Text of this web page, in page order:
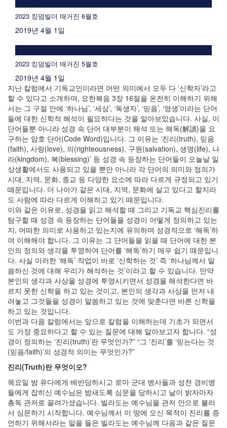
2023 킹덤빌더 매거진 6월호
2019년 4월 1일
2023 킹덤빌더 매거진 5월호
2019년 4월 1일
지난 칼럼에서 기독교인이라면 어떤 의미에서 모두 다 ‘신학자’라고
할 수 있다고 소개하며, 요한복음 3장 16절을 온전히 이해하기 위해
서는 그 구절 안에 ‘하나님’, ‘세상’, ‘독생자’, ‘믿음’, ‘영생’이라는 단어
들에 대한 신학적 해석이 필요하다는 것을 알아보았습니다. 사실, 이
단어들뿐 아니라 성경 속 단어 대부분이 해석 또는 해독(解讀)을 요
구하는 암호 단어(Code Word)입니다. 그 이유는 ‘진리(truth), 믿음
(faith), 사랑(love), 의(righteousness), 구원(salvation), 생명(life), 나
라(kingdom), 복(blessing)’ 등 성경 속 등장하는 단어들이 오늘날 일
상생활에서도 사용되고 있을 뿐만 아니라 각 단어의 의미와 정의가
시대, 지역, 문화, 종교 등 다양한 요소에 따라 다르게 규정되고 있기
때문입니다. 더 나아가 같은 시대, 지역, 문화에 살고 있다고 할지라
도 사람에 따라 다르게 이해하고 있기 때문입니다.
이와 같은 이유로, 성경을 읽고 해석할 때 그리고 기독교 핵심진리를
탐구할 때 성경 속 등장하는 단어들을 성경이 어떻게 정의하고 있는
지, 어떠한 의미로 사용하고 있는지에 유의하며 성경적으로 ‘해독’하
여 이해해야 합니다. 그 이유는 그 단어들을 읽을 때 단어에 대한 본
인의 정의와 생각을 투영하여 단어를 ‘해독’하기 매우 쉽기 때문입니
다. 사실 이러한 ‘해독’ 작업이 바로 ‘신학하는 것’ 즉 ‘하나님께서 말
씀하신 것에 대해 우리가 해석하는 것’이라고 할 수 있습니다. 만약
본인의 생각과 사상을 성경에 투영시키면서 성경을 해석한다면 바
르지 못한 신학을 하고 있는 것이고, 본인의 생각과 사상을 먼저 내
려놓고 그것들을 성경이 말씀하고 있는 것에 맞춘다면 바른 신학을
하고 있는 것입니다.
이번과 다음 칼럼에서는 앞으로 칼럼을 이해하는데 기초가 되면서
도 가장 중요하다고 할 수 있는 질문에 대해 알아보고자 합니다. “성
경이 정의하는 ‘진리(truth)’란 무엇인가?” “그 ‘진리’를 ‘믿는다는 것
(믿음/faith)’의 성경적 의미는 무엇인가?”
진리(Truth)란 무엇이오?
목요일 밤 유다에게 배반당하시고 로마 군대 병사들과 성전 경비병
들에게 잡히신 예수님은 밤새도록 심문을 당하시고 날이 밝자마자
총독 관저로 끌려가셨습니다. 빌라도는 예수님을 관저 안으로 불러
서 심문하기 시작합니다. 예수님께서 이 땅에 오신 목적이 진리를 증
언하기 위해서라는 말을 들은 빌라도는 예수님께 다음과 같은 질문